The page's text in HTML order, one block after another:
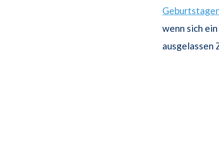
wenn sich
ausgelassen